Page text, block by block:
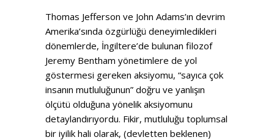
Thomas Jefferson ve John Adams’ın devrim
Amerika’sında özgürlüğü deneyimledikleri
dönemlerde, İngiltere’de bulunan filozof
Jeremy Bentham yönetimlere de yol
göstermesi gereken aksiyomu, “sayıca çok
insanın mutluluğunun” doğru ve yanlışın
ölçütü olduğuna yönelik aksiyomunu
detaylandırıyordu. Fikir, mutluluğu toplumsal
bir iyilik hali olarak, (devletten beklenen)